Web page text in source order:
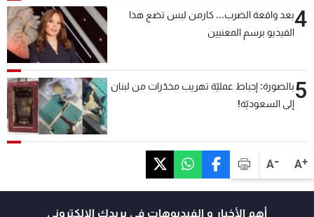
A+
A-
4بعد واقعة الضرب... كارمن لبس تضع هذا
الفيديو برسم المعنيين
5بالصورة: إحباط عمليّة تهريب مخدّرات من لبنان
إلى السعوديّة!
أهم الأخبار و الفيديوهات في بريدك الالكتروني